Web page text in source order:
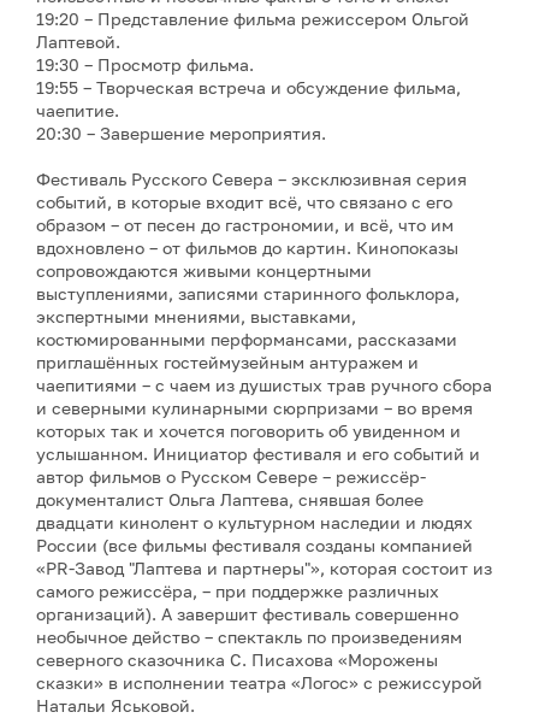
19:20 – Представление фильма режиссером Ольгой
Лаптевой.
19:30 – Просмотр фильма.
19:55 – Творческая встреча и обсуждение фильма,
чаепитие.
20:30 – Завершение мероприятия.
Фестиваль Русского Севера – эксклюзивная серия
событий, в которые входит всё, что связано с его
образом – от песен до гастрономии, и всё, что им
вдохновлено – от фильмов до картин. Кинопоказы
сопровождаются живыми концертными
выступлениями, записями старинного фольклора,
экспертными мнениями, выставками,
костюмированными перформансами, рассказами
приглашённых гостеймузейным антуражем и
чаепитиями – с чаем из душистых трав ручного сбора
и северными кулинарными сюрпризами – во время
которых так и хочется поговорить об увиденном и
услышанном. Инициатор фестиваля и его событий и
автор фильмов о Русском Севере – режиссёр-
документалист Ольга Лаптева, снявшая более
двадцати кинолент о культурном наследии и людях
России (все фильмы фестиваля созданы компанией
«PR-Завод "Лаптева и партнеры"», которая состоит из
самого режиссёра, – при поддержке различных
организаций). А завершит фестиваль совершенно
необычное действо – спектакль по произведениям
северного сказочника С. Писахова «Морожены
сказки» в исполнении театра «Логос» с режиссурой
Натальи Яськовой.